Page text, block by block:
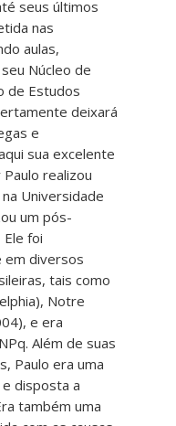
seus últimos
nas
aulas,
Núcleo de
de Estudos
deixará
e
sua excelente
realizou
Universidade
um pós-
foi
em diversos
tais como
Notre
e era
Além de suas
Paulo era uma
disposta a
também uma